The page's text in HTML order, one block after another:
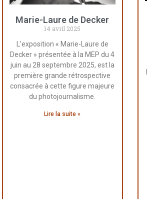
Marie-Laure de Decker
14 avril 2025
L’exposition « Marie-Laure de
Decker » présentée à la MEP du 4
juin au 28 septembre 2025, est la
première grande rétrospective
consacrée à cette figure majeure
du photojournalisme.
Lire la suite »